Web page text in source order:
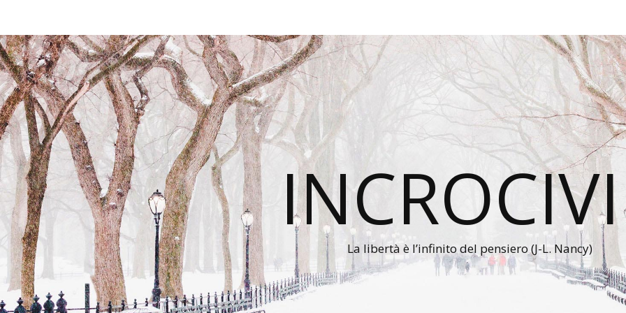
La libertà è l’infinito del pensiero (J-L. Nancy)